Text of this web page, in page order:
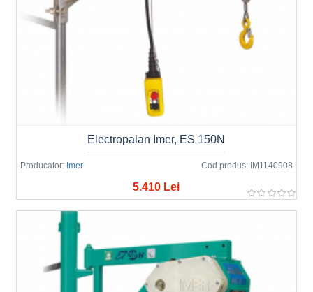
Producator: Imer Cod produs: IM1140908
Electropalan Imer, ES 150N
5.410 Lei